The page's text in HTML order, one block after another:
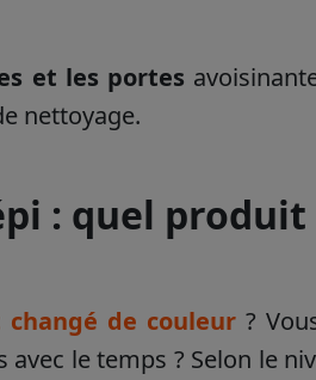
et les portes
nettoyage.
: quel
de couleur?
le temps ? Selon le